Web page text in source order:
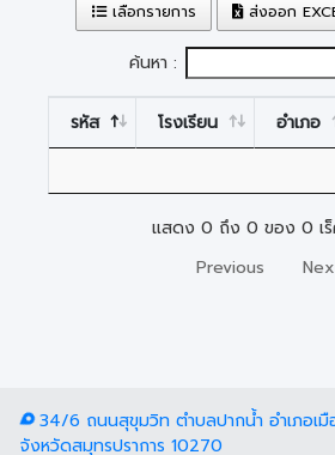
เลือกรายการ ส่งออก
ค้นหา :
รหัส โรงเรียน อำเภอ
แสดง 0 ถึง 0 ของ 0 เ
Previous
34/6 ถนนสุขุมวิท ตำบลปากน้ำ อำเภอเมื
จังหวัดสมุทรปราการ 10270